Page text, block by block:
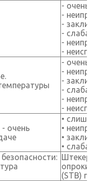
-
-
-
-
-
-
-
-
-
-
-
-
очень
•
•
•
•
(STB)